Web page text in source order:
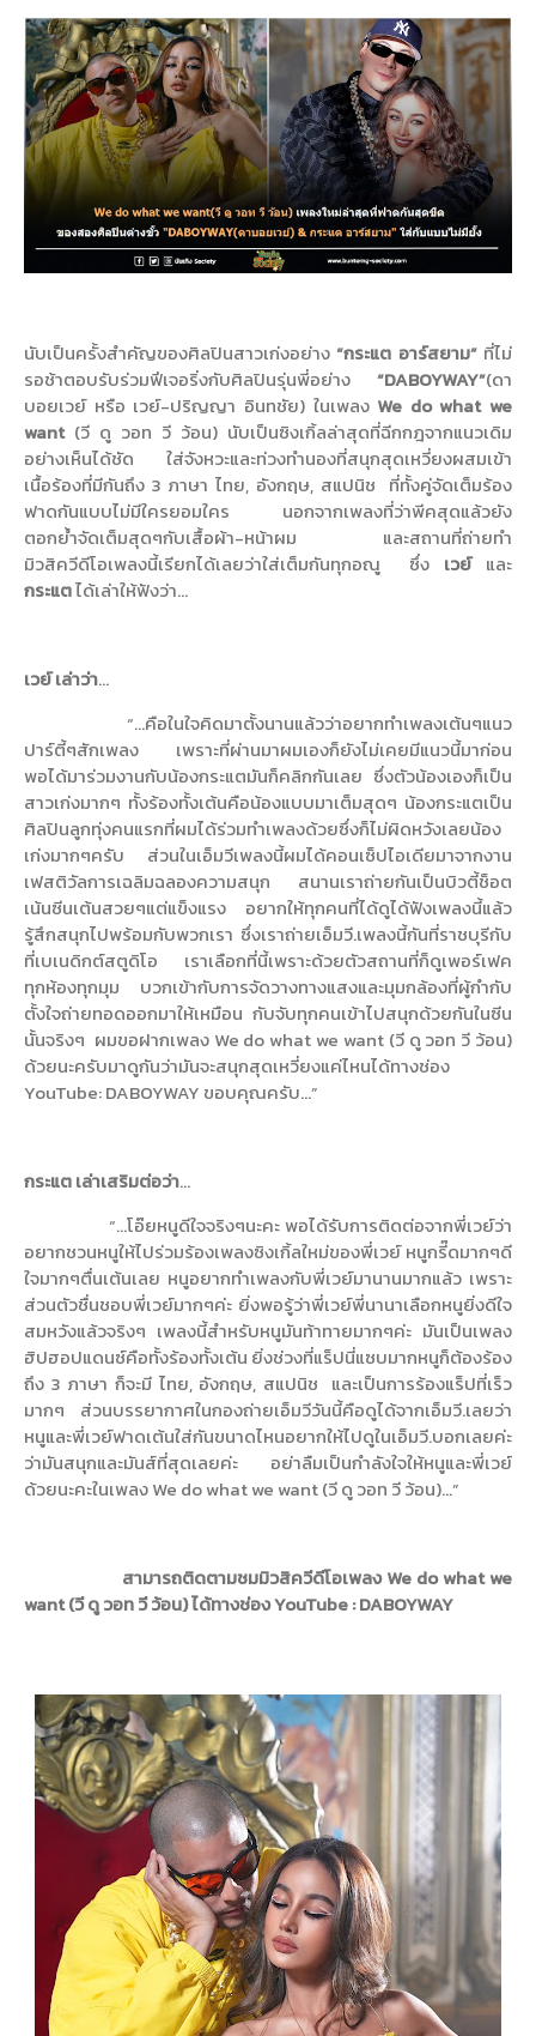
นับเป็นครั้งสำคัญของศิลปินสาวเก่งอย่าง“กระแต อาร์สยาม”ที่ไม่
รอช้าตอบรับร่วมฟีเจอริ่งกับศิลปินรุ่นพี่อย่าง “DABOYWAY”(ดา
บอยเวย์ หรือ เวย์-ปริญญา อินทชัย) ในเพลง We do what we
want(วี ดู วอท วี ว้อน) นับเป็นซิงเกิ้ลล่าสุดที่ฉีกกฎจากแนวเดิม
อย่างเห็นได้ชัด
ใส่จังหวะและท่วงทำนองที่สนุกสุดเหวี่ยงผสมเข้า
เนื้อร้องที่มีกันถึง 3 ภาษา ไทย, อังกฤษ, สแปนิช ที่ทั้งคู่จัดเต็มร้อง
ฟาดกันแบบไม่มีใครยอมใคร
นอกจากเพลงที่ว่าพีคสุดแล้วยัง
ตอกย้ำจัดเต็มสุดๆกับเสื้อผ้า-หน้าผม และสถานที่ถ่ายทำ
มิวสิควีดีโอเพลงนี้เรียกได้เลยว่าใส่เต็มกันทุกอณู
ซึ่ง เวย์ และ
กระแตได้เล่าให้ฟังว่า...
เวย์ เล่าว่า...
“…คือในใจคิดมาตั้งนานแล้วว่าอยากทำเพลงเต้นๆแนว
ปาร์ตี้ๆสักเพลง เพราะที่ผ่านมาผมเองก็ยังไม่เคยมีแนวนี้มาก่อน
พอได้มาร่วมงานกับน้องกระแตมันก็คลิกกันเลย ซึ่งตัวน้องเองก็เป็น
สาวเก่งมากๆ ทั้งร้องทั้งเต้นคือน้องแบบมาเต็มสุดๆ น้องกระแตเป็น
ศิลปินลูกทุ่งคนแรกที่ผมได้ร่วมทำเพลงด้วยซึ่งก็ไม่ผิดหวังเลยน้อง
เก่งมากๆครับ ส่วนในเอ็มวีเพลงนี้ผมได้คอนเซ็ปไอเดียมาจากงาน
เฟสติวัลการเฉลิมฉลองความสนุก สนานเราถ่ายกันเป็นบิวตี้ช็อต
เน้นซีนเต้นสวยๆแต่แข็งแรง
อยากให้ทุกคนที่ได้ดูได้ฟังเพลงนี้แล้ว
รู้สึกสนุกไปพร้อมกับพวกเรา ซึ่งเราถ่ายเอ็มวี.เพลงนี้กันที่ราชบุรีกับ
ที่เบเนดิกต์สตูดิโอ
เราเลือกที่นี้เพราะด้วยตัวสถานที่ก็ดูเพอร์เฟค
ทุกห้องทุกมุม บวกเข้ากับการจัดวางทางแสงและมุมกล้องที่ผู้กำกับ
ตั้งใจถ่ายทอดออกมาให้เหมือน กับจับทุกคนเข้าไปสนุกด้วยกันในซีน
นั้นจริงๆ ผมขอฝากเพลง We do what we want (วี ดู วอท วี ว้อน)
ด้วยนะครับมาดูกันว่ามันจะสนุกสุดเหวี่ยงแค่ไหนได้ทางช่อง
YouTube: DABOYWAY ขอบคุณครับ…”
กระแต เล่าเสริมต่อว่า...
“…โอ๊ยหนูดีใจจริงๆนะคะ พอได้รับการติดต่อจากพี่เวย์ว่า
อยากชวนหนูให้ไปร่วมร้องเพลงซิงเกิ้ลใหม่ของพี่เวย์ หนูกรี๊ดมากๆดี
ใจมากๆตื่นเต้นเลย หนูอยากทำเพลงกับพี่เวย์มานานมากแล้ว เพราะ
ส่วนตัวชื่นชอบพี่เวย์มากๆค่ะ ยิ่งพอรู้ว่าพี่เวย์พี่นานาเลือกหนูยิ่งดีใจ
สมหวังแล้วจริงๆ เพลงนี้สำหรับหนูมันท้าทายมากๆค่ะ มันเป็นเพลง
ฮิปฮอปแดนซ์คือทั้งร้องทั้งเต้น ยิ่งช่วงที่แร็ปนี่แซบมากหนูก็ต้องร้อง
ถึง 3 ภาษา ก็จะมี ไทย, อังกฤษ, สแปนิช และเป็นการร้องแร็ปที่เร็ว
มากๆ ส่วนบรรยากาศในกองถ่ายเอ็มวีวันนี้คือดูได้จากเอ็มวี.เลยว่า
หนูและพี่เวย์ฟาดเต้นใส่กันขนาดไหนอยากให้ไปดูในเอ็มวี.บอกเลยค่ะ
ว่ามันสนุกและมันส์ที่สุดเลยค่ะ
อย่าลืมเป็นกำลังใจให้หนูและพี่เวย์
ด้วยนะคะในเพลงWe do what we want (วี ดู วอท วี ว้อน)…”
สามารถติดตามชมมิวสิควีดีโอเพลงWe do what we
want (วี ดู วอท วี ว้อน) ได้ทางช่องYouTube: DABOYWAY